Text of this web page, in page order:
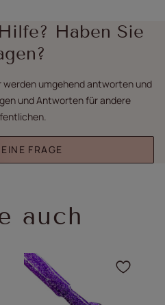
Haben Sie
werden umgehend antworten und
und Antworten für andere
FRAGE
auch
Sie, um das